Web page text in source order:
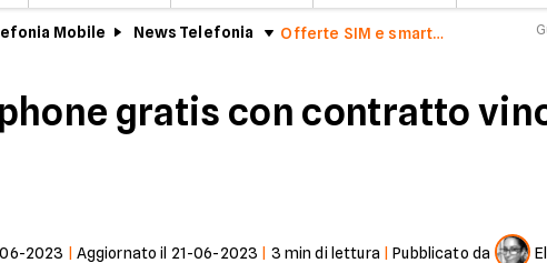
Mobile News Telefonia Offerte SIM e smartphone: convengono davvero?
gratis con contratto
2023 Aggiornato il 21-06-2023 3 min di lettura |Pubblicato da